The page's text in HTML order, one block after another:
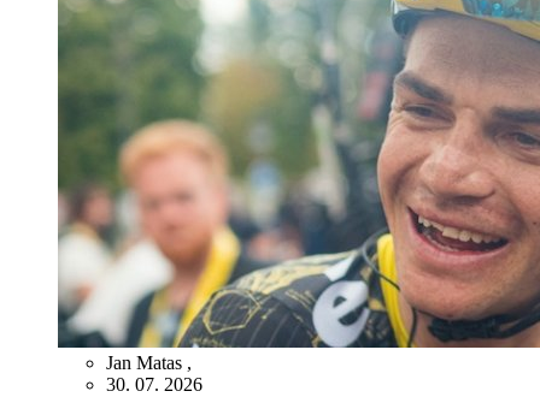
Jan Matas ,
30. 07. 2026